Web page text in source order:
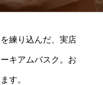
練り込んだ、実店
キアムバスク。お
す。